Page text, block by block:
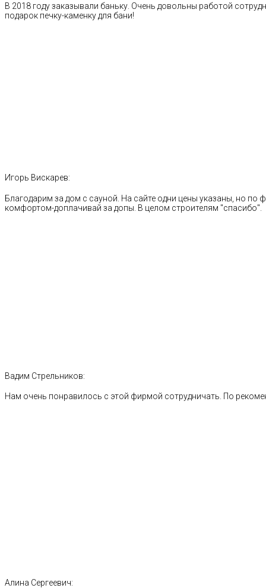
В 2018 году заказывали баньку. Очень довольны работой
подарок печку-каменку для бани!
Игорь Вискарев:
Благодарим за дом с сауной. На сайте одни цены указаны, но по
комфортом-доплачивай за допы. В целом строителям "спасибо".
Вадим Стрельников:
Нам очень понравилось с этой фирмой сотрудничать. По
Алина Сергеевич: